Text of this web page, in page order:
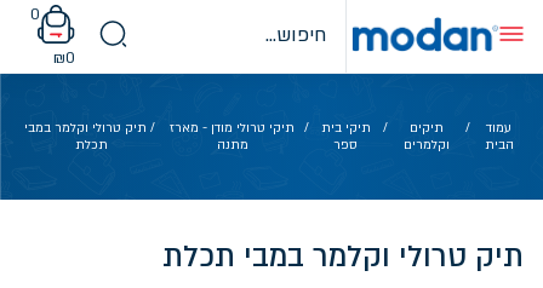
content
0
₪0
עמוד
הבית
/
תיקים
וקלמרים
/
תיקי בית
ספר
/
תיקי טרולי מודן - מארז
מתנה
/ תיק טרולי וקלמר במבי
תכלת
תיק טרולי וקלמר במבי תכלת